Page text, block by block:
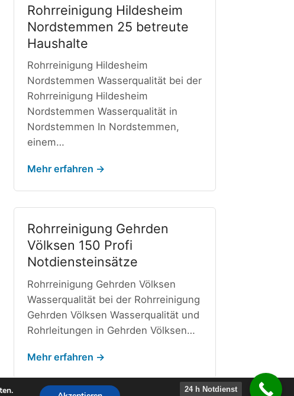
Rohrreinigung Hildesheim
Nordstemmen 25 betreute
Haushalte
Rohrreinigung Hildesheim
Nordstemmen Wasserqualität bei der
Rohrreinigung Hildesheim
Nordstemmen Wasserqualität in
Nordstemmen In Nordstemmen,
einem…
Mehr erfahren →
Rohrreinigung Gehrden
Völksen 150 Profi
Notdiensteinsätze
Rohrreinigung Gehrden Völksen
Wasserqualität bei der Rohrreinigung
Gehrden Völksen Wasserqualität und
Rohrleitungen in Gehrden Völksen…
Mehr erfahren →
24 h Notdienst